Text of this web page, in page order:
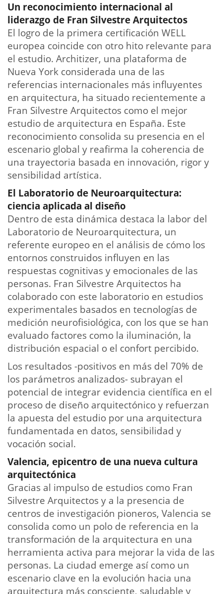
Un reconocimiento internacional al
liderazgo de Fran Silvestre Arquitectos
El logro de la primera certificación WELL
europea coincide con otro hito relevante para
el estudio. Architizer, una plataforma de
Nueva York considerada una de las
referencias internacionales más influyentes
en arquitectura, ha situado recientemente a
Fran Silvestre Arquitectos como el mejor
estudio de arquitectura en España. Este
reconocimiento consolida su presencia en el
escenario global y reafirma la coherencia de
una trayectoria basada en innovación, rigor y
sensibilidad artística.
El Laboratorio de Neuroarquitectura:
ciencia aplicada al diseño
Dentro de esta dinámica destaca la labor del
Laboratorio de Neuroarquitectura, un
referente europeo en el análisis de cómo los
entornos construidos influyen en las
respuestas cognitivas y emocionales de las
personas. Fran Silvestre Arquitectos ha
colaborado con este laboratorio en estudios
experimentales basados en tecnologías de
medición neurofisiológica, con los que se han
evaluado factores como la iluminación, la
distribución espacial o el confort percibido.
Los resultados -positivos en más del 70% de
los parámetros analizados- subrayan el
potencial de integrar evidencia científica en el
proceso de diseño arquitectónico y refuerzan
la apuesta del estudio por una arquitectura
fundamentada en datos, sensibilidad y
vocación social.
Valencia, epicentro de una nueva cultura
arquitectónica
Gracias al impulso de estudios como Fran
Silvestre Arquitectos y a la presencia de
centros de investigación pioneros, Valencia se
consolida como un polo de referencia en la
transformación de la arquitectura en una
herramienta activa para mejorar la vida de las
personas. La ciudad emerge así como un
escenario clave en la evolución hacia una
arquitectura más consciente, saludable y